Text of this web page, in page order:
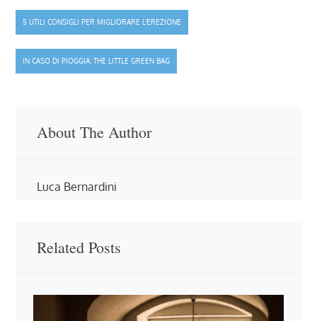
Navigazione
articoli
5 UTILI CONSIGLI PER MIGLIORARE L’EREZIONE
IN CASO DI PIOGGIA: THE LITTLE GREEN BAG
About The Author
Luca Bernardini
Related Posts